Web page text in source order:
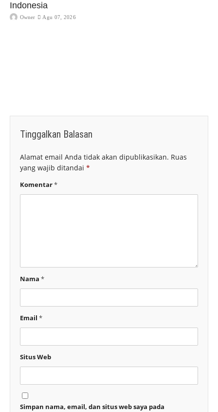
Indonesia
Owner Agu 07, 2026
Tinggalkan Balasan
Alamat email Anda tidak akan dipublikasikan. Ruas
yang wajib ditandai *
Komentar*
Nama *
Email *
Situs Web
Simpan nama, email, dan situs web saya pada